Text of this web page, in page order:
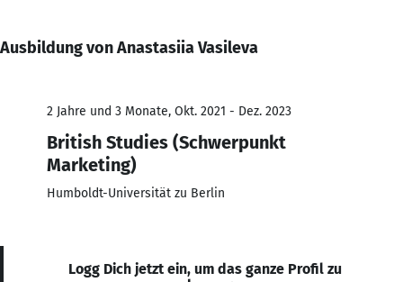
Ausbildung von Anastasiia Vasileva
2 Jahre und 3 Monate, Okt. 2021 - Dez. 2023
British Studies (Schwerpunkt
Marketing)
Humboldt-Universität zu Berlin
Logg Dich jetzt ein, um das ganze Profil zu